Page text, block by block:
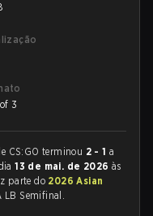
3
CS:GO terminou 2 - 1 a
13 de mai. de 2026 às
parte do 2026 Asian
LB Semifinal.